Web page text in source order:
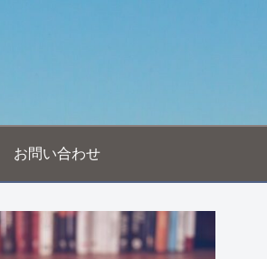
お問い合わせ